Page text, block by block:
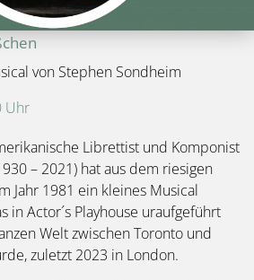
von Stephen Sondheim
Uhr
Librettist und Komponist
– 2021) hat aus dem riesigen
Jahr 1981 ein kleines Musical
in Actor´s Playhouse uraufgeführt
Welt zwischen Toronto und
zuletzt 2023 in London.